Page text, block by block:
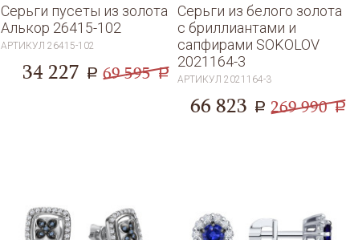
Серьги пусеты из золота
Алькор 26415-102
АРТИКУЛ26415-102
34 227 a 69 595 a
Серьги из белого золота
с бриллиантами и
сапфирами SOKOLOV
2021164-3
АРТИКУЛ2021164-3
66 823 a 269 990 a